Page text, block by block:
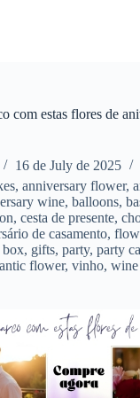
com estas flores de
16 de July de 2025
, anniversary flower,
wine, balloons,
, cesta de presente,
de casamento,
box, gifts, party, party
flower, vinho, wine